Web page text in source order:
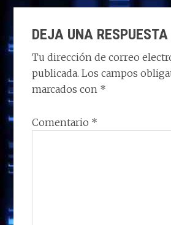
DEJA UNA RESPUESTA
Tu dirección de correo
publicada. Los campos
marcados con *
Comentario *